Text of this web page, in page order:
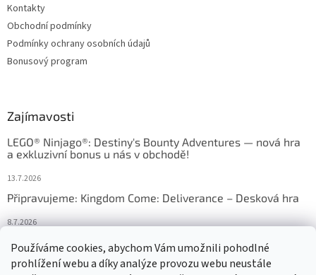
Používáme cookies, abychom Vám umožnili pohodlné
prohlížení webu a díky analýze provozu webu neustále
Kontakty
Obchodní podmínky
Podmínky ochrany osobních údajů
Bonusový program
Zajímavosti
LEGO® Ninjago®: Destiny's Bounty Adventures — nová hra
a exkluzivní bonus u nás v obchodě!
13.7.2026
Připravujeme: Kingdom Come: Deliverance – Desková hra
8.7.2026
Nejlepší deskové hry: výběr, který frčí v celém Česku
18.6.2026